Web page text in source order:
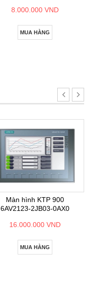
8.000.000 VND
MUA HÀNG
Màn hình KTP 900
6AV2123-2JB03-0AX0
16.000.000 VND
MUA HÀNG